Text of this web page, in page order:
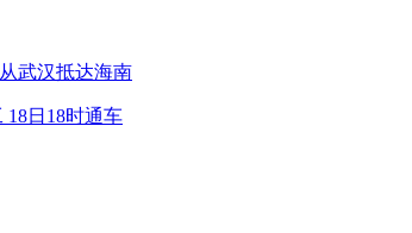
武汉抵达海南
日18时通车